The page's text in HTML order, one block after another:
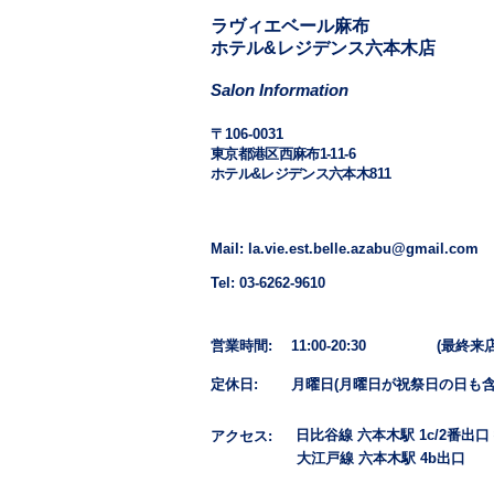
​​ラヴィエベール麻布
​ホテル&レジデンス六本木店
Salon Information
​〒106-0031
東京都港区西麻布1-11-6
ホテル&レジデンス六本木811
Mail: la.vie.est.belle.azabu@gmail.com
Tel: 03-6262-9610
営業時間: 11:00-20:30 (最終来
定休日: 月曜日​(月曜日が祝祭日の日も
アクセス:
日比谷線 六本木駅 1c/2番出口
大江戸線 六本木駅 4b出口